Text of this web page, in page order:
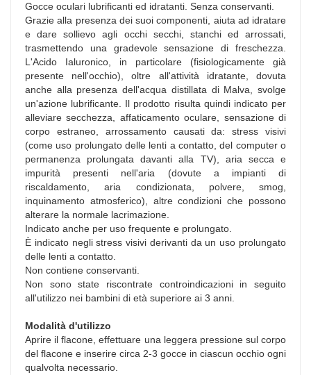
Gocce oculari lubrificanti ed idratanti. Senza conservanti.
Grazie alla presenza dei suoi componenti, aiuta ad idratare
e dare sollievo agli occhi secchi, stanchi ed arrossati,
trasmettendo una gradevole sensazione di freschezza.
L'Acido Ialuronico, in particolare (fisiologicamente già
presente nell'occhio), oltre all'attività idratante, dovuta
anche alla presenza dell'acqua distillata di Malva, svolge
un'azione lubrificante. Il prodotto risulta quindi indicato per
alleviare secchezza, affaticamento oculare, sensazione di
corpo estraneo, arrossamento causati da: stress visivi
(come uso prolungato delle lenti a contatto, del computer o
permanenza prolungata davanti alla TV), aria secca e
impurità presenti nell'aria (dovute a impianti di
riscaldamento, aria condizionata, polvere, smog,
inquinamento atmosferico), altre condizioni che possono
alterare la normale lacrimazione.
Indicato anche per uso frequente e prolungato.
È indicato negli stress visivi derivanti da un uso prolungato
delle lenti a contatto.
Non contiene conservanti.
Non sono state riscontrate controindicazioni in seguito
all'utilizzo nei bambini di età superiore ai 3 anni.
Modalità d'utilizzo
Aprire il flacone, effettuare una leggera pressione sul corpo
del flacone e inserire circa 2-3 gocce in ciascun occhio ogni
qualvolta necessario.